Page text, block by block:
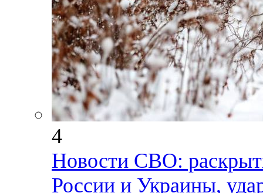
4
Новости СВО:
России и Украины,